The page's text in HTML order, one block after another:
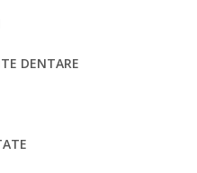
DENTARE